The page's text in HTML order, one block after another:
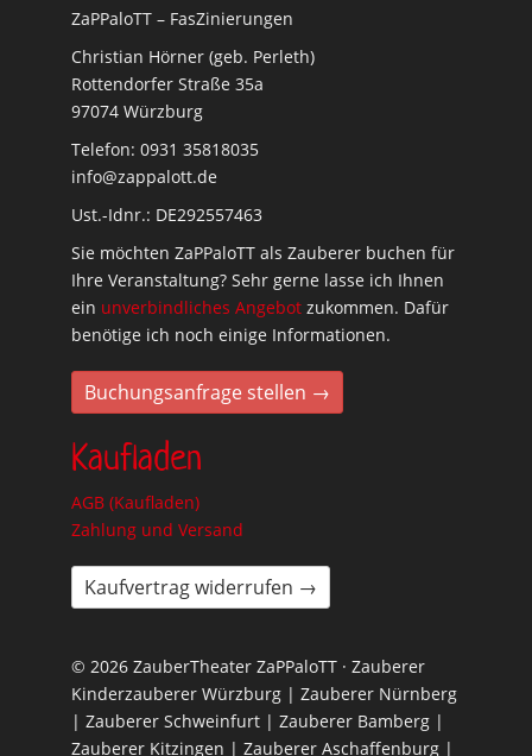
ZaPPaloTT – FasZinierungen
Christian Hörner (geb. Perleth)
Rottendorfer Straße 35a
97074 Würzburg
Telefon: 0931 35818035
info@zappalott.de
Ust.-Idnr.: DE292557463
Sie möchten ZaPPaloTT als Zauberer buchen für
Ihre Veranstaltung? Sehr gerne lasse ich Ihnen
ein unverbindliches Angebot zukommen. Dafür
benötige ich noch einige Informationen.
Buchungsanfrage stellen →
Kaufladen
AGB (Kaufladen)
Zahlung und Versand
Kaufvertrag widerrufen →
© 2026 ZauberTheater ZaPPaloTT · Zauberer
Kinderzauberer Würzburg | Zauberer Nürnberg
| Zauberer Schweinfurt | Zauberer Bamberg |
Zauberer Kitzingen | Zauberer Aschaffenburg |